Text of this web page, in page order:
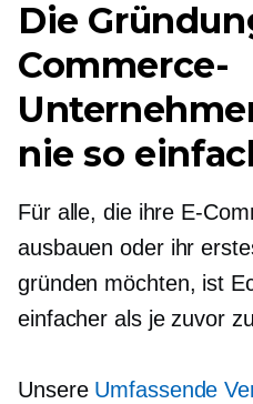
Die
Commerce-
nie so
Für alle, die ihre E-
ausbauen oder ihr
gründen möchten, ist
einfacher als je zuvor
Unsere Umfassende